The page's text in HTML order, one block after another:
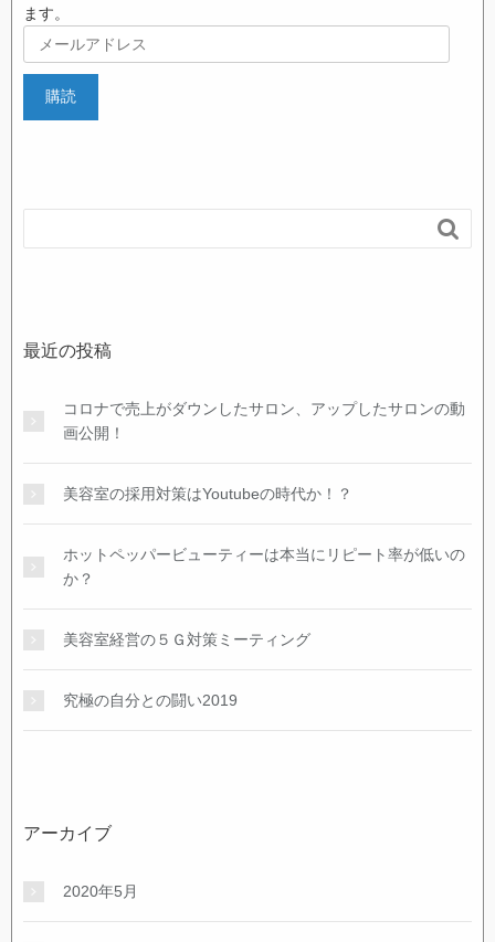
ます。
ー
購読

最近の投稿
コロナで売上がダウンしたサロン、アップしたサロンの動
画公開！
美容室の採用対策はYoutubeの時代か！？
ホットペッパービューティーは本当にリピート率が低いの
か？
美容室経営の５Ｇ対策ミーティング
究極の自分との闘い2019
アーカイブ
2020年5月